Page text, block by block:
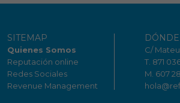
SITEMAP
Quienes Somos
Reputación online
Redes Sociales
Revenue Management
C/
T. 871
M. 607